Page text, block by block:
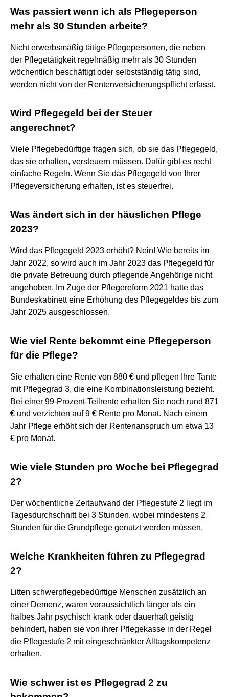
Was passiert wenn ich als Pflegeperson
mehr als 30 Stunden arbeite?
Nicht erwerbsmäßig tätige Pflegepersonen, die neben
der Pflegetätigkeit regelmäßig mehr als 30 Stunden
wöchentlich beschäftigt oder selbstständig tätig sind,
werden nicht von der Rentenversicherungspflicht erfasst.
Wird Pflegegeld bei der Steuer
angerechnet?
Viele Pflegebedürftige fragen sich, ob sie das Pflegegeld,
das sie erhalten, versteuern müssen. Dafür gibt es recht
einfache Regeln. Wenn Sie das Pflegegeld von Ihrer
Pflegeversicherung erhalten, ist es steuerfrei.
Was ändert sich in der häuslichen Pflege
2023?
Wird das Pflegegeld 2023 erhöht? Nein! Wie bereits im
Jahr 2022, so wird auch im Jahr 2023 das Pflegegeld für
die private Betreuung durch pflegende Angehörige nicht
angehoben. Im Zuge der Pflegereform 2021 hatte das
Bundeskabinett eine Erhöhung des Pflegegeldes bis zum
Jahr 2025 ausgeschlossen.
Wie viel Rente bekommt eine Pflegeperson
für die Pflege?
Sie erhalten eine Rente von 880 € und pflegen Ihre Tante
mit Pflegegrad 3, die eine Kombinationsleistung bezieht.
Bei einer 99-Prozent-Teilrente erhalten Sie noch rund 871
€ und verzichten auf 9 € Rente pro Monat. Nach einem
Jahr Pflege erhöht sich der Rentenanspruch um etwa 13
€ pro Monat.
Wie viele Stunden pro Woche bei Pflegegrad
2?
Der wöchentliche Zeitaufwand der Pflegestufe 2 liegt im
Tagesdurchschnitt bei 3 Stunden, wobei mindestens 2
Stunden für die Grundpflege genutzt werden müssen.
Welche Krankheiten führen zu Pflegegrad
2?
Litten schwerpflegebedürftige Menschen zusätzlich an
einer Demenz, waren voraussichtlich länger als ein
halbes Jahr psychisch krank oder dauerhaft geistig
behindert, haben sie von ihrer Pflegekasse in der Regel
die Pflegestufe 2 mit eingeschränkter Alltagskompetenz
erhalten.
Wie schwer ist es Pflegegrad 2 zu